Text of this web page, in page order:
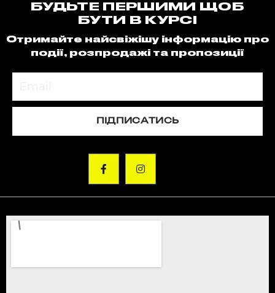
БУДЬТЕ ПЕРШИМИ ЩОБ
БУТИ В КУРСІ
Отримайте найсвіжішу інформацію про
події, розпродажі та пропозиції
ПІДПИСАТИСЬ